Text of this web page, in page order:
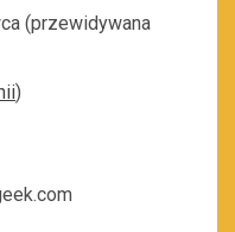
(przewidywana
)